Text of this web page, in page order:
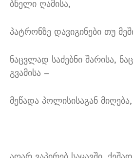
ბნელი ღამისა,
პატრონზე დავიგინები თუ
ნაცვლად საძებნი შარისა,
გვამისა –
მეწადა პოლისისაგან მიღება,